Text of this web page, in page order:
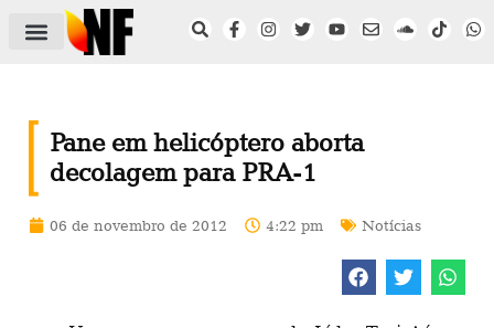
Pane em helicóptero aborta
decolagem para PRA-1
06 de novembro de 2012 4:22 pm Notícias